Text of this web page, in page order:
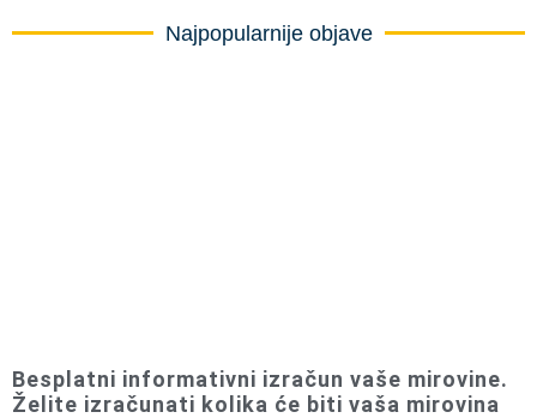
Najpopularnije objave
Besplatni informativni izračun vaše mirovine.
Želite izračunati kolika će biti vaša mirovina